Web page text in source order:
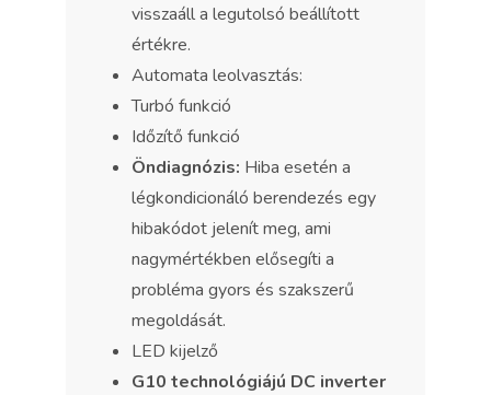
visszaáll a legutolsó beállított
értékre.
Automata leolvasztás:
Turbó funkció
Időzítő funkció
Öndiagnózis: Hiba esetén a
légkondicionáló berendezés egy
hibakódot jelenít meg, ami
nagymértékben elősegíti a
probléma gyors és szakszerű
megoldását.
LED kijelző
G10 technológiájú DC inverter